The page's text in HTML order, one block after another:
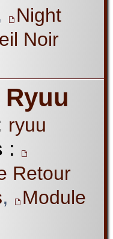
Night
Noir
ryuu
:
Retour
,
Module